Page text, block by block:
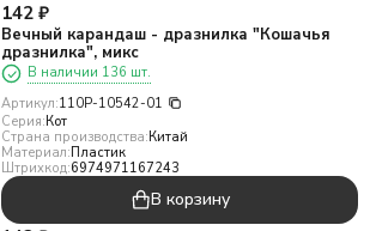
142 ₽
Вечный карандаш - дразнилка "Кошачья
дразнилка", микс
В наличии 136 шт.
Артикул:110P-10542-01
Серия:Кот
Страна производства:Китай
Материал:Пластик
Штрихкод:6974971167243
В корзину